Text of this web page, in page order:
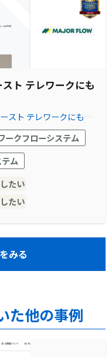
ト テレワークにも
スト テレワークにも適し
ークフローシステム
ム
たい
たい
みる
た他の事例